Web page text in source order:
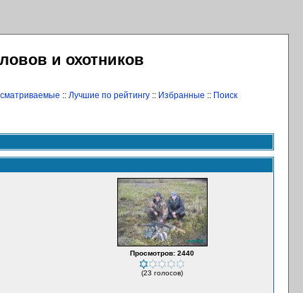
и охотников
:: Лучшие по рейтингу:: Избранные :: Поиск
Просмотров: 2440
(23 голосов)